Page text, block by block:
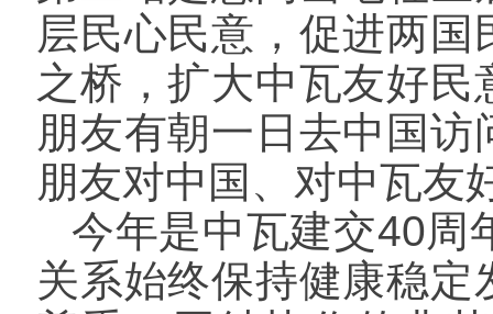
层民心民意，促进两
之桥，扩大中瓦友好
朋友有朝一日去中国
朋友对中国、对中瓦友
今年是中瓦建交40周
关系始终保持健康稳